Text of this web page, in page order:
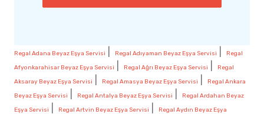
Regal Adana Beyaz Eşya Servisi Regal Adıyaman Beyaz Eşya Servisi
Regal
Afyonkarahisar Beyaz Eşya Servisi
Regal Ağrı Beyaz Eşya Servisi
Regal
Aksaray Beyaz Eşya Servisi
Regal Amasya Beyaz Eşya Servisi
Regal Ankara
Beyaz Eşya Servisi
Regal Antalya Beyaz Eşya Servisi
Regal Ardahan Beyaz
Eşya Servisi
Regal Artvin Beyaz Eşya Servisi
Regal Aydın Beyaz Eşya